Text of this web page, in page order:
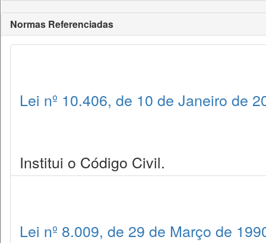
Normas Referenciadas
Lei nº 10.406, de 10 de Janeiro de
Institui o Código Civil.
Lei nº 8.009, de 29 de Março de